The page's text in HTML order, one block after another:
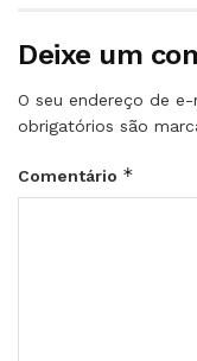
Deixe um
O seu endereço de
obrigatórios são
Comentário *